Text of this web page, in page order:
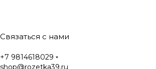
Связаться с нами
+7 9814618029
shop@rozetka39.ru